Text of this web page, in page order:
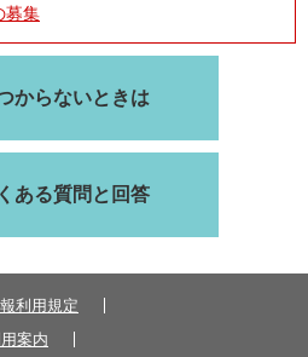
募集
からないときは
ある質問と回答
利用規定
案内